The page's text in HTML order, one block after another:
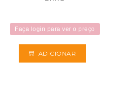
Faça login para ver o preço
ADICIONAR